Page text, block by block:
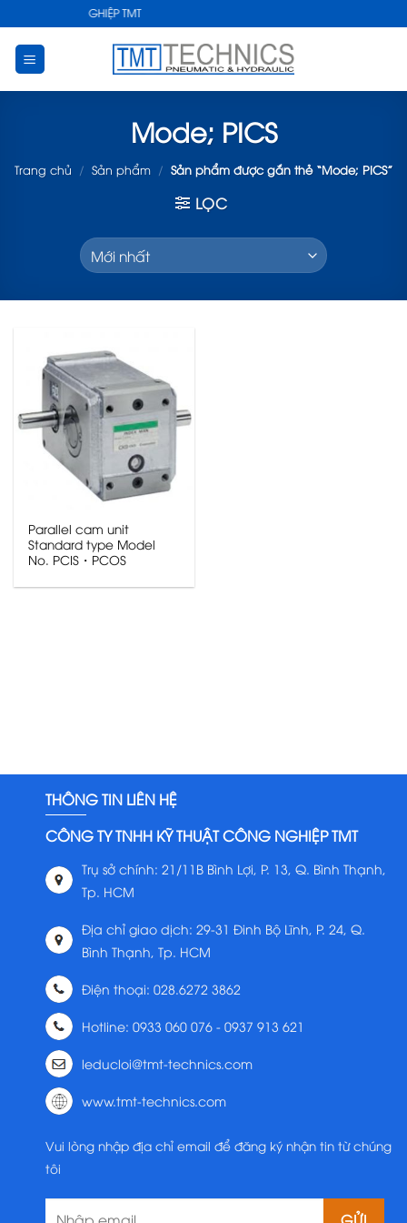
to
content
CÔNG NGHIỆP TMT
Mode; PICS
Trang chủ / Sản phẩm / Sản phẩm được gắn thẻ “Mode; PICS”
LỌC
Parallel cam unit
Standard type Model
No. PCIS・PCOS
THÔNG TIN LIÊN HỆ
CÔNG TY TNHH KỸ THUẬT CÔNG NGHIỆP TMT
Trụ sở chính: 21/11B Bình Lợi, P. 13, Q. Bình Thạnh,
Tp. HCM
Địa chỉ giao dịch: 29-31 Đinh Bộ Lĩnh, P. 24, Q.
Bình Thạnh, Tp. HCM
Điện thoại: 028.6272 3862
Hotline: 0933 060 076 - 0937 913 621
leducloi@tmt-technics.com
www.tmt-technics.com
Vui lòng nhập địa chỉ email để đăng ký nhận tin từ chúng
tôi